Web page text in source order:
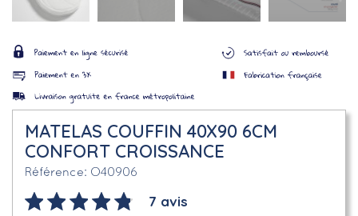
MATELAS COUFFIN 40X90 6CM
CONFORT CROISSANCE
Référence O40906
7 avis